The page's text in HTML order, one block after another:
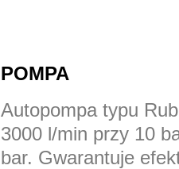
POMPA
Autopompa typu
3000 l/min przy 10
bar. Gwarantuje